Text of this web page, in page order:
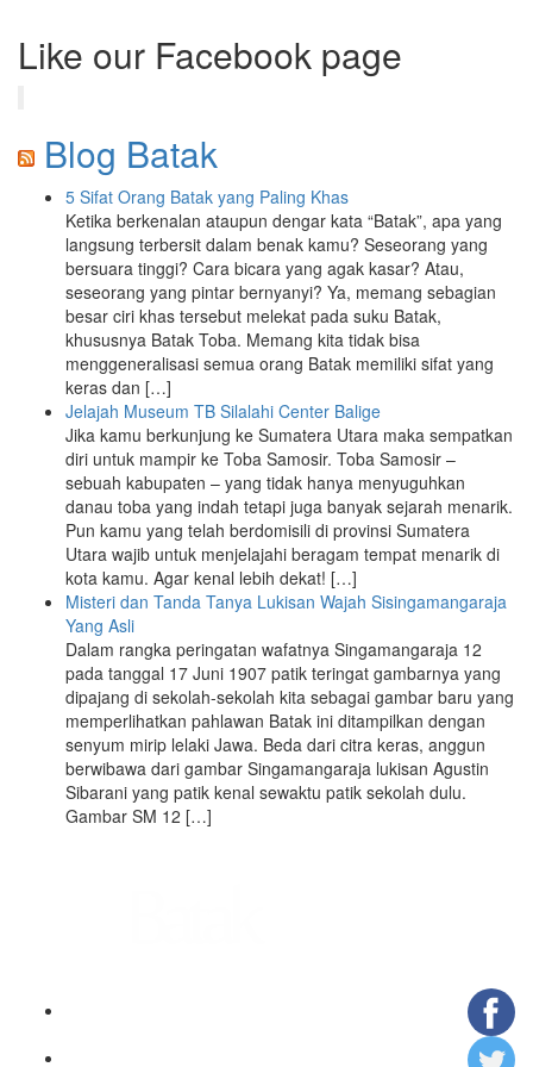
Like our Facebook page
Blog Batak
5 Sifat Orang Batak yang Paling Khas
Ketika berkenalan ataupun dengar kata “Batak”, apa yang
langsung terbersit dalam benak kamu? Seseorang yang
bersuara tinggi? Cara bicara yang agak kasar? Atau,
seseorang yang pintar bernyanyi? Ya, memang sebagian
besar ciri khas tersebut melekat pada suku Batak,
khususnya Batak Toba. Memang kita tidak bisa
menggeneralisasi semua orang Batak memiliki sifat yang
keras dan […]
Jelajah Museum TB Silalahi Center Balige
Jika kamu berkunjung ke Sumatera Utara maka sempatkan
diri untuk mampir ke Toba Samosir. Toba Samosir –
sebuah kabupaten – yang tidak hanya menyuguhkan
danau toba yang indah tetapi juga banyak sejarah menarik.
Pun kamu yang telah berdomisili di provinsi Sumatera
Utara wajib untuk menjelajahi beragam tempat menarik di
kota kamu. Agar kenal lebih dekat! […]
Misteri dan Tanda Tanya Lukisan Wajah Sisingamangaraja
Yang Asli
Dalam rangka peringatan wafatnya Singamangaraja 12
pada tanggal 17 Juni 1907 patik teringat gambarnya yang
dipajang di sekolah-sekolah kita sebagai gambar baru yang
memperlihatkan pahlawan Batak ini ditampilkan dengan
senyum mirip lelaki Jawa. Beda dari citra keras, anggun
berwibawa dari gambar Singamangaraja lukisan Agustin
Sibarani yang patik kenal sewaktu patik sekolah dulu.
Gambar SM 12 […]